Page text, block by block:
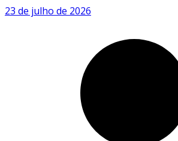
23 de julho de 2026